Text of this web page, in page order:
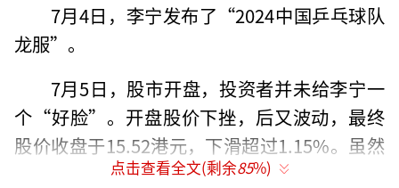
7月4日，李宁发布了“2024中国乒乓球队
龙服”。
7月5日，股市开盘，投资者并未给李宁一
个“好脸”。开盘股价下挫，后又波动，最终
股价收盘于15.52港元，下滑超过1.15%。虽然
降幅不大，但延续了前一天的下滑趋势。
点击查看全文(剩余85%)